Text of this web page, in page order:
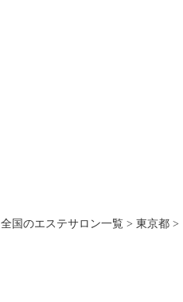
全国のエステサロン一覧 > 東京都 >